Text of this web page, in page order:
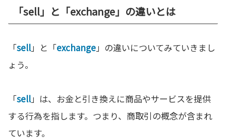
「sell」と「exchange」の違いとは
「sell」と「exchange」の違いについてみていきまし
ょう。
「sell」は、お金と引き換えに商品やサービスを提供
する行為を指します。つまり、商取引の概念が含まれ
ています。